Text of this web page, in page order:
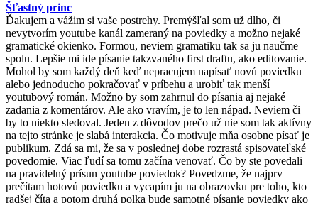
Šťastný princ
Ďakujem a vážim si vaše postrehy. Premýšľal som už dlho, či
nevytvorím youtube kanál zameraný na poviedky a možno nejaké
gramatické okienko. Formou, neviem gramatiku tak sa ju naučme
spolu. Lepšie mi ide písanie takzvaného first draftu, ako editovanie.
Mohol by som každý deň keď nepracujem napísať novú poviedku
alebo jednoducho pokračovať v príbehu a urobiť tak menší
youtubový román. Možno by som zahrnul do písania aj nejaké
zadania z komentárov. Ale ako vravím, je to len nápad. Neviem či
by to niekto sledoval. Jeden z dôvodov prečo už nie som tak aktívny
na tejto stránke je slabá interakcia. Čo motivuje mňa osobne písať je
publikum. Zdá sa mi, že sa v poslednej dobe rozrastá spisovateľské
povedomie. Viac ľudí sa tomu začína venovať. Čo by ste povedali
na pravidelný prísun youtube poviedok? Povedzme, že najprv
prečítam hotovú poviedku a vycapím ju na obrazovku pre toho, kto
radšej číta a potom druhá polka bude samotné písanie poviedky ako